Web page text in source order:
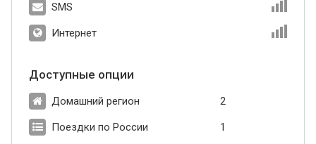
SMS
Интернет
Доступные опции
Домашний регион 2
Поездки по России 1